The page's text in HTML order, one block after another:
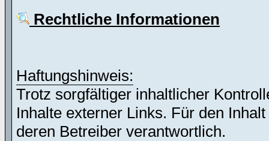
Rechtliche Informationen
Haftungshinweis:
Trotz sorgfältiger inhaltlicher
Inhalte externer Links. Für den
deren Betreiber verantwortlich.